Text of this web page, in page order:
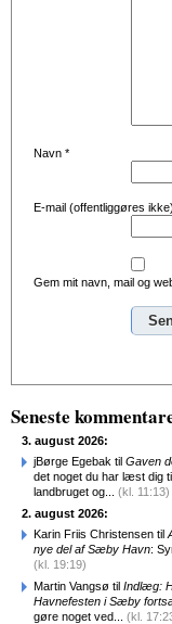
Navn *
E-mail (offentliggøres ikke)
Gem mit navn, mail og
Seneste
3. august 2026:
jBørge Egebak til Gaven
det noget du har læst dig
landbruget og... (kl. 11:13)
2. august 2026:
Karin Friis Christensen til
nye del af Sæby Havn:
(kl. 19:19)
Martin Vangsø til Indlæg:
Havnefesten i Sæby
gøre noget ved... (kl.